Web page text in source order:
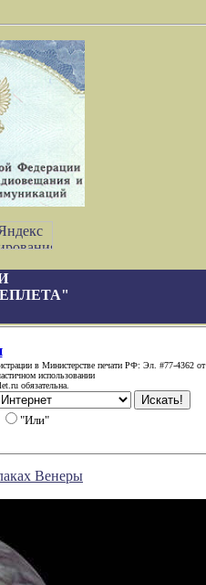
в Министерстве печати РФ: Эл. #77-4362 от
использовании
обязательна.
"Или"
Венеры